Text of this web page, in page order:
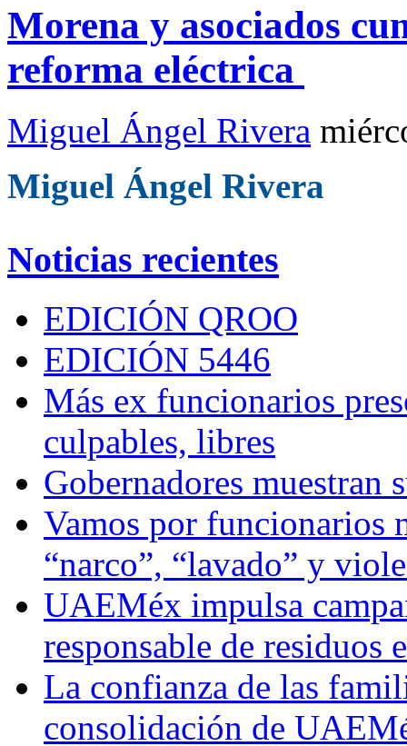
Morena y asociados
reforma eléctrica
Miguel Ángel Rivera
Miguel Ángel Rivera
Noticias recientes
EDICIÓN QROO
EDICIÓN 5446
Más ex funcionarios
culpables, libres
Gobernadores muestran
Vamos por funcionarios
“narco”, “lavado” y
UAEMéx impulsa
responsable de residuos
La confianza de las
consolidación de